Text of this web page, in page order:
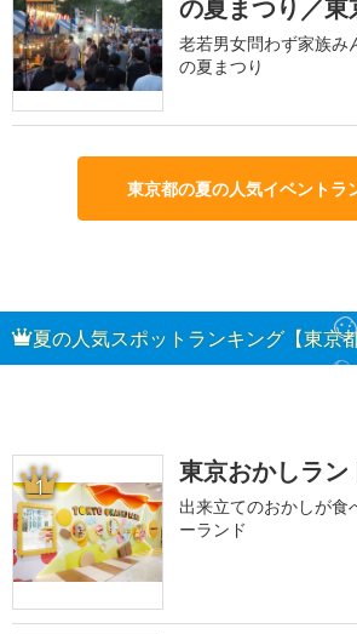
の夏まつり／東
老若男女問わず家族み
の夏まつり
東京都の夏の人気イベントラ
夏の人気スポットランキング【東京都
1 東京おかしラ
出来立てのおかしが食
ーランド